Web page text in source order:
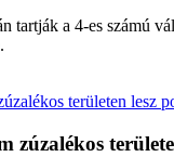
tartják a 4-es számú